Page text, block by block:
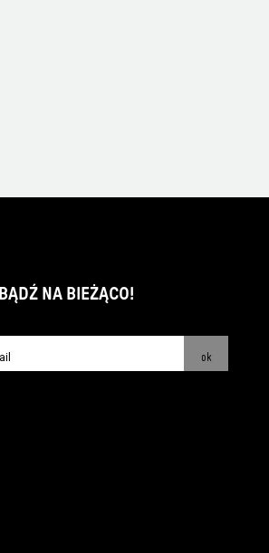
BĄDŹ NA BIEŻĄCO!
ok